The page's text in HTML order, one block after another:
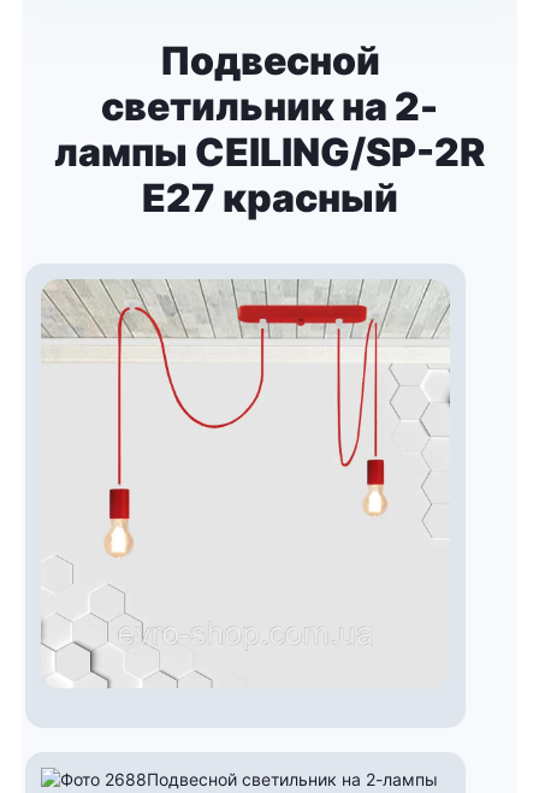
Подвесной
светильник на 2-
лампы CEILING/SP-2R
E27 красный